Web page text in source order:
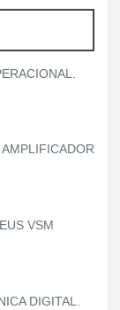
VSM
DIGITAL.